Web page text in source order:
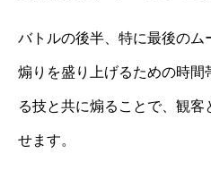
バトルの後半、特に最後のム
煽りを盛り上げるための時間
る技と共に煽ることで、観
せます。